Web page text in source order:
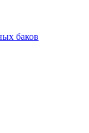
баков